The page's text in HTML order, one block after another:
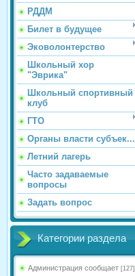
РДДМ
Билет в будущее
Эковолонтерство
Школьный хор
"Эврика"
Школьный спортивный
клуб
ГТО
Органы власти субъек...
Летний лагерь
Часто задаваемые
вопросы
Задать вопрос
Категории раздела
Администрация сообщает [127]